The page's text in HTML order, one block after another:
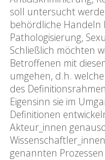
soll untersucht
behördliche Handeln
Pathologisierung,
Schließlich möchten
Betroffenen mit
umgehen, d.h.
des
Eigensinn sie im
Definitionen
Akteur_innen
genannten